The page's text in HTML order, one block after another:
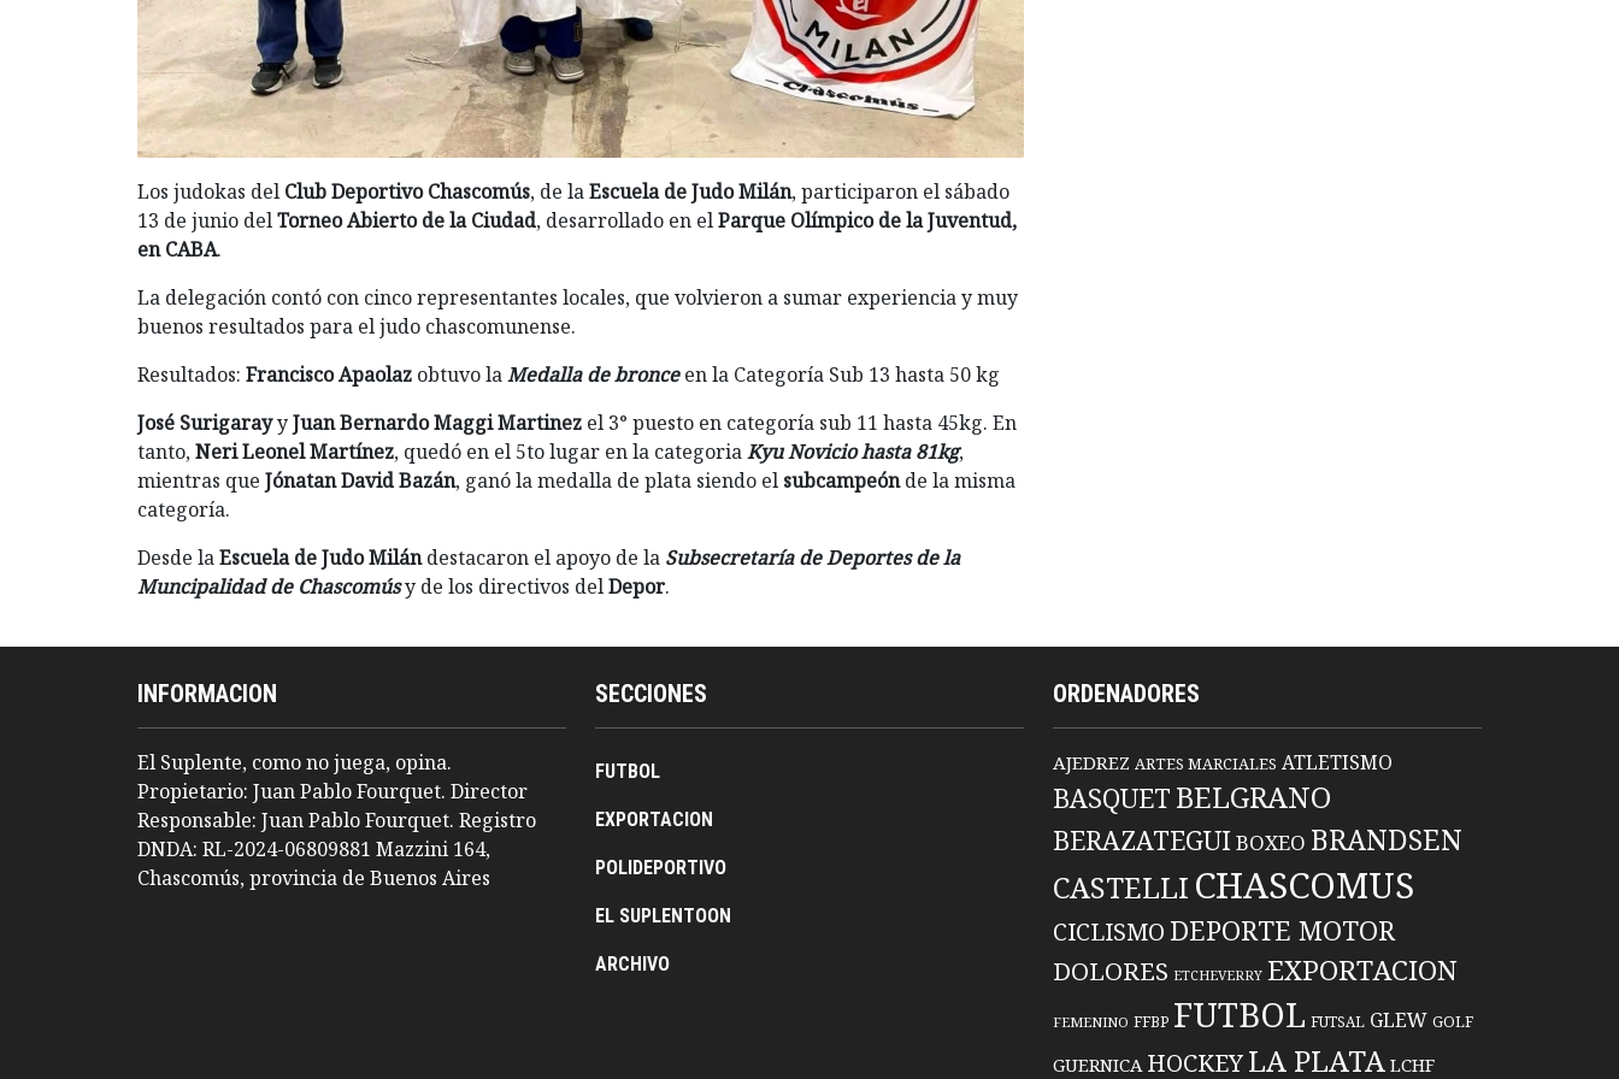
Los judokas del Club Deportivo Chascomús, de laEscuela de Judo Milán, participaron el sábado
13 de junio delTorneo Abierto de la Ciudad, desarrollado en elParque Olímpico de la Juventud,
en CABA.
La delegación contó con cinco representantes locales, que volvieron a sumar experiencia y muy
buenos resultados para el judo chascomunense.
Resultados: Francisco Apaolaz obtuvo laMedalla de bronceen la Categoría Sub 13 hasta 50 kg
José SurigarayyJuan Bernardo Maggi Martinez el 3° puesto en categoría sub 11 hasta 45kg. En
tanto,Neri Leonel Martínez, quedó en el 5to lugar en la categoriaKyu Novicio hasta 81kg,
mientras que Jónatan David Bazán, ganó la medalla de plata siendo el subcampeónde la misma
categoría.
Desde laEscuela de Judo Milándestacaron el apoyo de la Subsecretaría de Deportes de la
Muncipalidad de Chascomúsy de los directivos delDepor.
INFORMACION
El Suplente, como no juega, opina.
Propietario: Juan Pablo Fourquet. Director
Responsable: Juan Pablo Fourquet. Registro
DNDA: RL-2024-06809881 Mazzini 164,
Chascomús, provincia de Buenos Aires
SECCIONES
FUTBOL
EXPORTACION
POLIDEPORTIVO
EL SUPLENTOON
ARCHIVO
ORDENADORES
AJEDREZ ARTES MARCIALES ATLETISMO
BASQUET BELGRANO
BERAZATEGUIBOXEO BRANDSEN
CASTELLI CHASCOMUS
CICLISMO DEPORTE MOTOR
DOLORES ETCHEVERRY EXPORTACION
FEMENINO FFBP FUTBOL FUTSAL GLEW GOLF
GUERNICA HOCKEYLA PLATA LCHF